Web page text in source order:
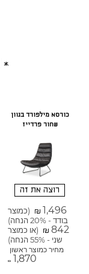
כורסא מילפורד בגוון
שחור פרדייז
רוצה את זה
₪ 1,496
(כמוצר
בודד - 20% הנחה)
₪ 842
(או כמוצר
שני - 55% הנחה)
מחיר כמוצר ראשון
₪ 1,870